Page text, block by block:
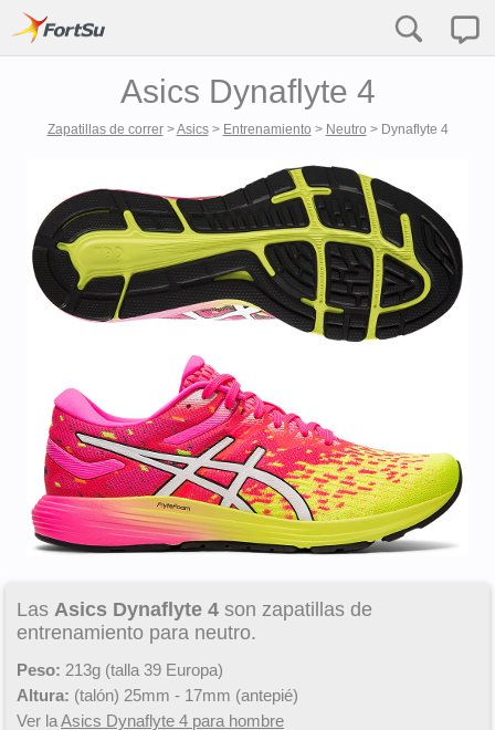
Asics Dynaflyte 4
Zapatillas de correr>Asics> Entrenamiento > Neutro > Dynaflyte 4
Las Asics Dynaflyte 4 son zapatillas de
entrenamiento para neutro.
Peso: 213g (talla 39 Europa)
Altura: (talón) 25mm - 17mm (antepié)
Ver laAsics Dynaflyte 4 para hombre